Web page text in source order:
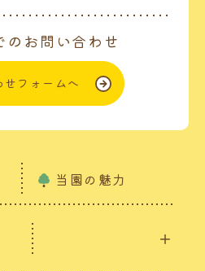
のお問い合わせ
せフォームへ
当園の魅力